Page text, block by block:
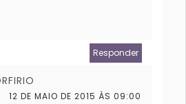
Responder
12 DE MAIO DE 2015 ÀS 09:00